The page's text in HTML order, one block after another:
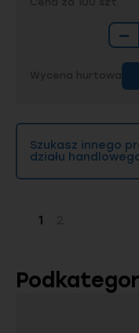
−
Szukasz innego
działu
Strona
1